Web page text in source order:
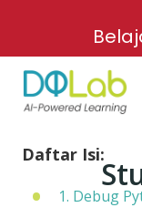
Daftar Isi:
1. Debug